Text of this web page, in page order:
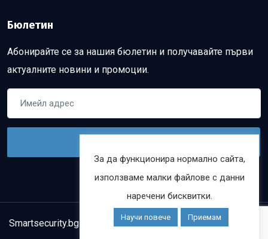
Бюлетин
Абонирайте се за нашия бюлетин и получавайте първи
актуалните новини и промоции.
Smartsecurity.bg @ Copyright 2021. Уебсайт отWebtitan.bg
За да функционира нормално сайта,
използваме малки файлове с данни
наречени бисквитки.
Научи повече Приемам